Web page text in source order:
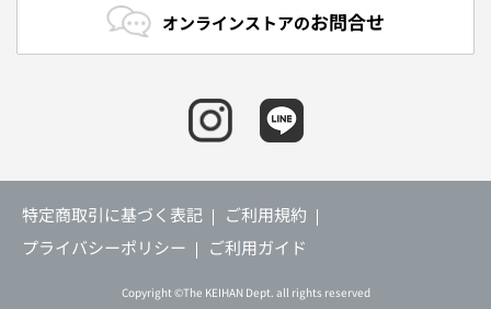
オンラインストアのお問合せ
特定商取引に基づく表記
ご利用規約
プライバシーポリシー
ご利用ガイド
Copyright ©The KEIHAN Dept. all rights reserved